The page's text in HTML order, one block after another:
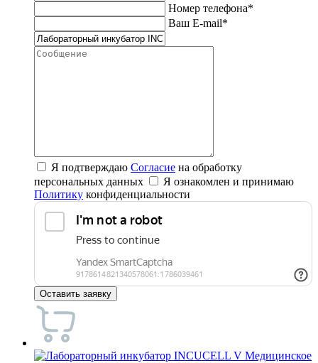
Номер телефона*
Ваш E-mail*
Я подтверждаю Согласие на обработку
персональных данных
Я ознакомлен и принимаю
Политику конфиденциальности
Оставить заявку